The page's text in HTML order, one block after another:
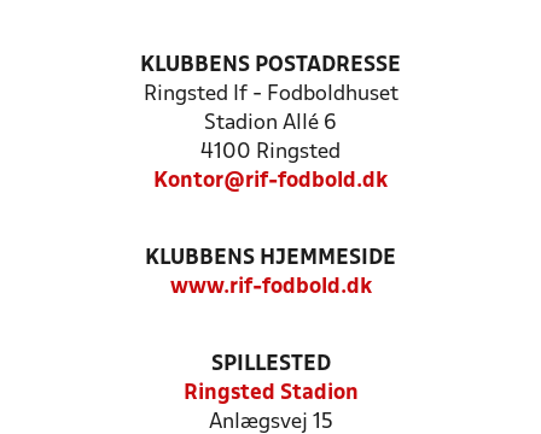
KLUBBENS POSTADRESSE
Ringsted If - Fodboldhuset
Stadion Allé 6
4100 Ringsted
Kontor@rif-fodbold.dk
KLUBBENS HJEMMESIDE
www.rif-fodbold.dk
SPILLESTED
Ringsted Stadion
Anlægsvej 15